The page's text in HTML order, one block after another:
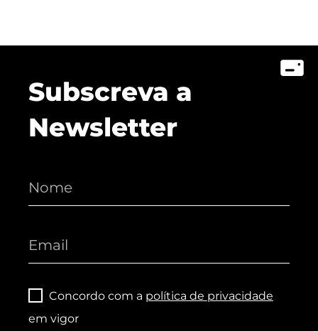
Subscreva a
Newsletter
Concordo com a política de privacidade
em vigor